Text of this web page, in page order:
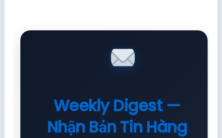
Weekly Digest —
Nhận Bản Tin Hàng